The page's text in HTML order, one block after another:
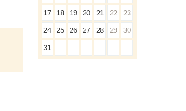
17 18 19 20 21 22 23
24 25 26 27 28 29 30
31